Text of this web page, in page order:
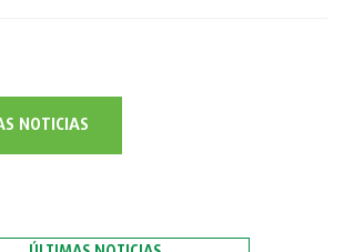
NOTICIAS